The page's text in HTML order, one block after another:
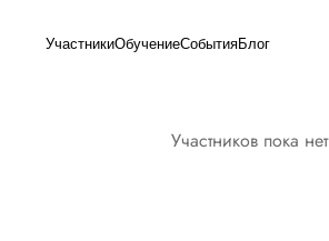
УчастникиОбучениеСобытияБлог
Участников пока нет